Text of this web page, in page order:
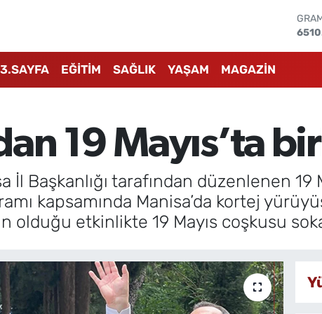
3.SAYFA EĞİTİM SAĞLIK YAŞAM MAGAZİN
19 Mayıs’ta
Başkanlığı tarafından düzenlenen 19
kapsamında Manisa’da kortej
olduğu etkinlikte 19 Mayıs coşkusu